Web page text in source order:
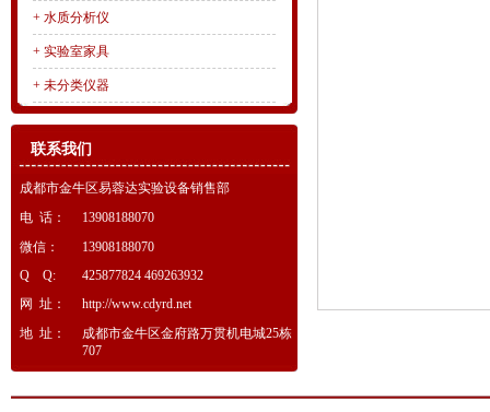
+ 水质分析仪
+ 实验室家具
+ 未分类仪器
联系我们
成都市金牛区易蓉达实验设备销售部
电 话：
13908188070
微信：
13908188070
Q Q:
425877824 469263932
网 址：
http://www.cdyrd.net
地 址：
成都市金牛区金府路万贯机电城25栋
707